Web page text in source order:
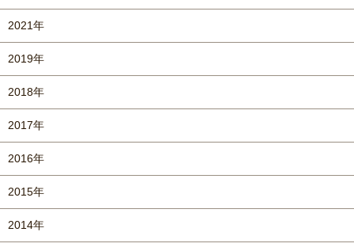
2021年
2019年
2018年
2017年
2016年
2015年
2014年